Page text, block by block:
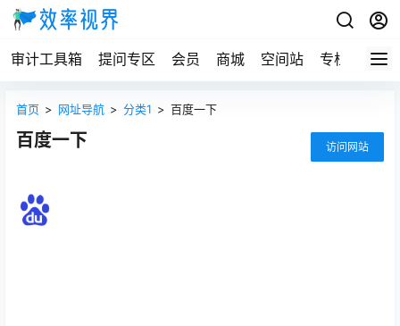
审计工具箱 提问专区 会员 商城 空间站 专栏
首页 > 网址导航 > 分类1 > 百度一下
百度一下 访问网站